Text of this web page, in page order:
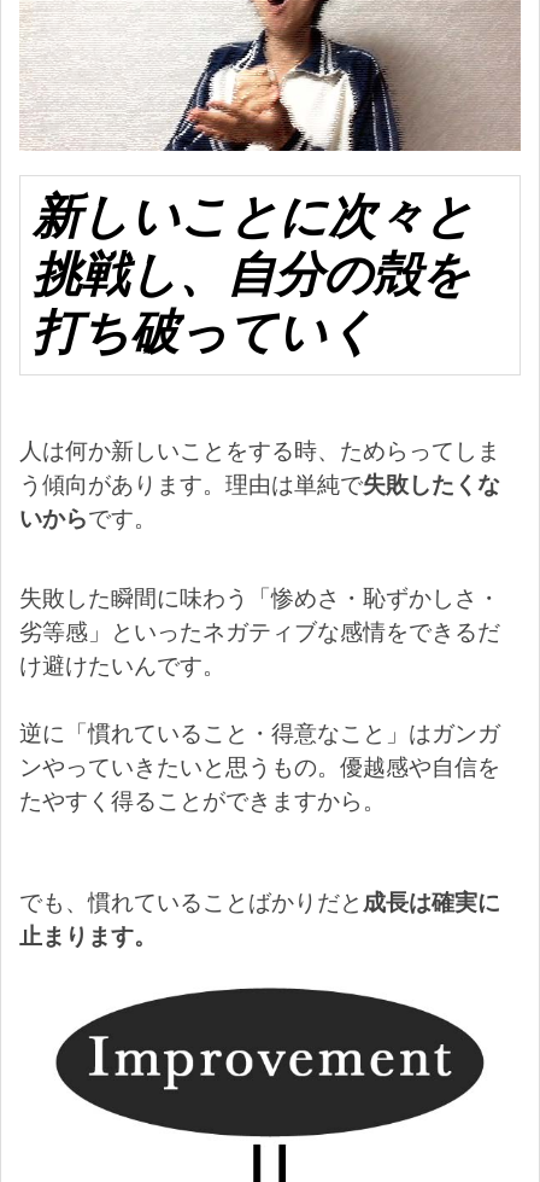
新しいことに次々と
挑戦し、自分の殻を
打ち破っていく
人は何か新しいことをする時、ためらってしま
う傾向があります。理由は単純で失敗したくな
いからです。
失敗した瞬間に味わう「惨めさ・恥ずかしさ・
劣等感」といったネガティブな感情をできるだ
け避けたいんです。
逆に「慣れていること・得意なこと」はガンガ
ンやっていきたいと思うもの。優越感や自信を
たやすく得ることができますから。
でも、慣れていることばかりだと成長は確実に
止まります。